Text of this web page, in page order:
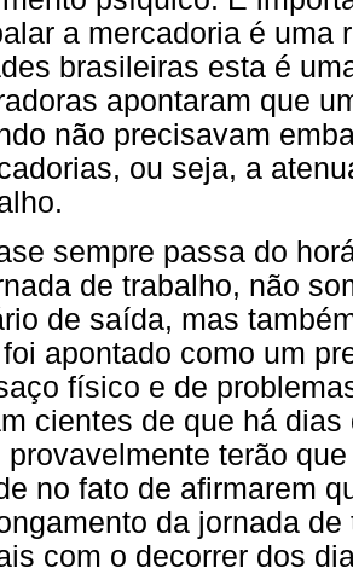
a mercadoria é uma
brasileiras esta é
apontaram que
não precisavam
ou seja, a
sempre passa do
de trabalho, não
de saída, mas
apontado como um
físico e de
cientes de que há
provavelmente terão
no fato de afirmarem
da jornada
com o decorrer dos